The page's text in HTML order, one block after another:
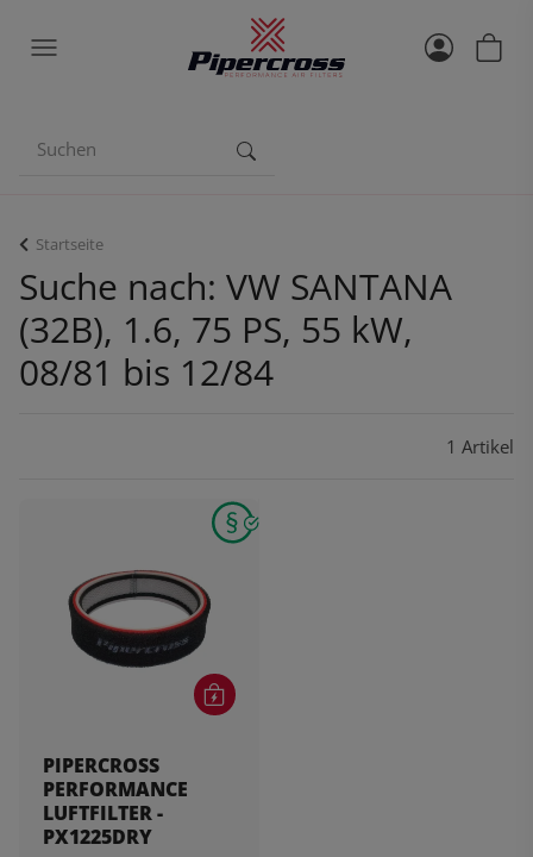
Startseite
Suche nach: VW SANTANA
(32B), 1.6, 75 PS, 55 kW,
08/81 bis 12/84
1 Artikel
PIPERCROSS
PERFORMANCE
LUFTFILTER -
PX1225DRY